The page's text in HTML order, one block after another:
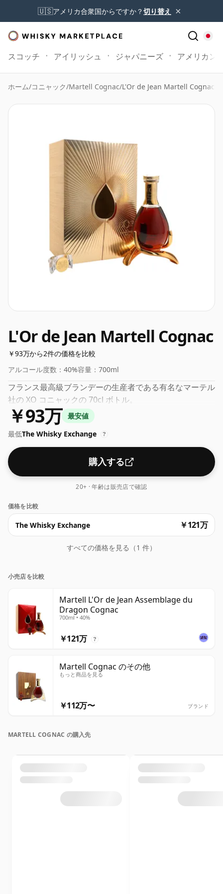
🇺🇸アメリカ合衆国からですか？切り替え ×
スコッチ アイリッシュ ジャパニーズ アメリカン
ホーム/コニャック/Martell Cognac/L'Or de Jean Martell Cognac
L'Or de Jean Martell Cognac
￥93万から2件の価格を比較
アルコール度数： 40%容量： 700ml
フランス最高級ブランデーの生産者である有名なマーテル
社の XO コニャックの 70cl ボトル。
￥93万
最安値
最低The Whisky Exchange ?
購入する
20+ · 年齢は販売店で確認
価格を比較
The Whisky Exchange ￥121万
すべての価格を見る（1 件）
小売店を比較
Martell L'Or de Jean Assemblage du
Dragon Cognac
700ml • 40%
￥121万 ?
Martell Cognac のその他
もっと商品を見る
￥112万〜 ブランド
MARTELL COGNAC の購入先